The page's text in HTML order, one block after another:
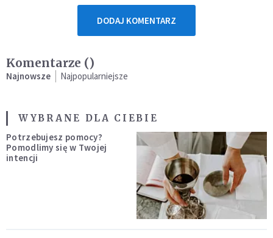
DODAJ KOMENTARZ
Komentarze ()
Najnowsze Najpopularniejsze
WYBRANE DLA CIEBIE
Potrzebujesz pomocy?
Pomodlimy się w Twojej
intencji